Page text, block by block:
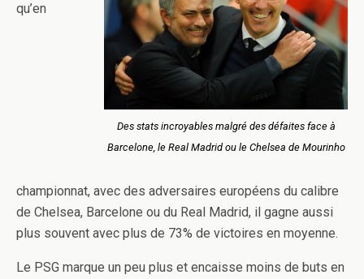
Des stats incroyables malgré des défaites face à
Barcelone, le Real Madrid ou le Chelsea de Mourinho
qu’en
championnat, avec des adversaires européens du calibre
de Chelsea, Barcelone ou du Real Madrid, il gagne aussi
plus souvent avec plus de 73% de victoires en moyenne.
Le PSG marque un peu plus et encaisse moins de buts en